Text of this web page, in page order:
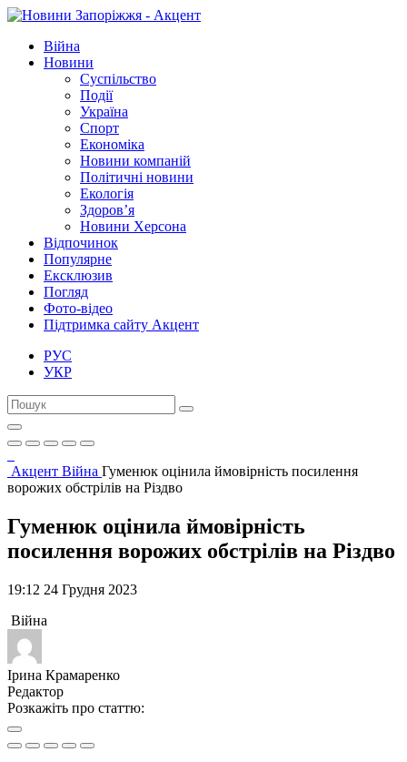
Війна
Новини
Суспільство
Події
Україна
Спорт
Економіка
Новини компаній
Політичні новини
Екологія
Здоров’я
Новини Херсона
Відпочинок
Популярне
Ексклюзив
Погляд
Фото-відео
Підтримка сайту Акцент
РУС
УКР
Акцент Війна Гуменюк оцінила ймовірність посилення
ворожих обстрілів на Різдво
Гуменюк оцінила ймовірність
посилення ворожих обстрілів на Різдво
19:12 24 Грудня 2023
Війна
Ірина Крамаренко
Редактор
Розкажіть про статтю: